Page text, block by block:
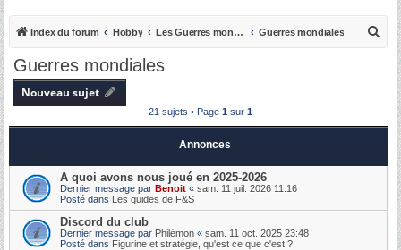
Index du forum Hobby Les Guerres mondiales & coloniales Guerres mondiales
Guerres mondiales
Nouveau sujet
21 sujets • Page 1 sur 1
Annonces
A quoi avons nous joué en 2025-2026
Dernier message par Benoit « sam. 11 juil. 2026 11:16
Posté dans Les guides de F&S
Discord du club
Dernier message par Philémon « sam. 11 oct. 2025 23:48
Posté dans Figurine et stratégie, qu'est ce que c'est ?